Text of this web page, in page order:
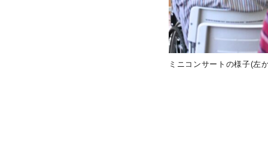
ミニコンサートの様子(左